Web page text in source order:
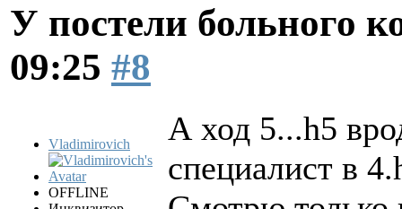
У постели больного
09:25 #8
Vladimirovich
OFFLINE
А ход 5...h5
специалист в